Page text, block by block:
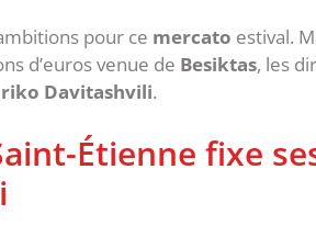
pour ce mercato estival.
d’euros venue de Besiktas, les
Davitashvili.
Étienne fixe